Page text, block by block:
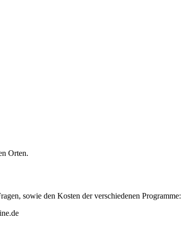
Orten.
sowie den Kosten der verschiedenen Programme: